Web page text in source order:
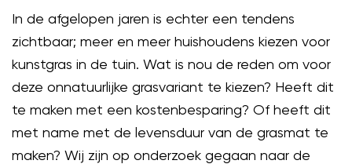
In de afgelopen jaren is echter een tendens
zichtbaar; meer en meer huishoudens kiezen voor
kunstgras in de tuin. Wat is nou de reden om voor
deze onnatuurlijke grasvariant te kiezen? Heeft dit
te maken met een kostenbesparing? Of heeft dit
met name met de levensduur van de grasmat te
maken? Wij zijn op onderzoek gegaan naar de